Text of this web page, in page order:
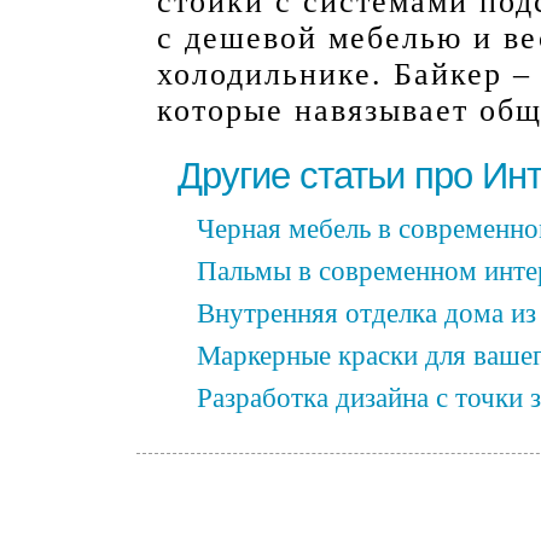
с дешевой мебелью и
холодильнике. Байкер
которые навязывает
Другие статьи про
Черная мебель в
Пальмы в современном
Внутренняя отделка дома
Маркерные краски для
Разработка дизайна с точки